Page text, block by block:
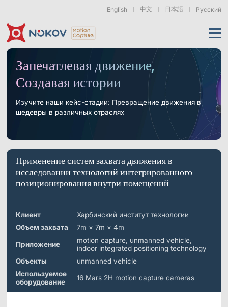
English 中文 日本語 Русский
Роботизированные
Экзоскелеты
& Носимые
устройства
Бионические
роботы
Роботизированные
Морские &
Приложения
Медицинские
Роботы
Сдвига
Науки о жизни
Продукты
Камеры
Серия Mars Подводные камеры
Серия Pluto
Серия Mars
Hybrid
Программное
обеспечение
устройство
Аксессуары
Поддержка
Часто задаваемые
Ресурсы
Новости и события Кейсы
Моушн-кэпчер
Основы
Связанные статьи
О нас
О нас Контакт
Что такое
Запечатлевая движение,
Создавая истории
Изучите наши кейс-стадии: Превращение движения в
шедевры в различных отраслях
Применение систем захвата движения в
исследовании технологий интегрированного
позиционирования внутри помещений
Клиент
Харбинский институт технологии
Объем захвата
7m × 7m × 4m
Приложение
motion capture, unmanned vehicle,
indoor integrated positioning technology
Объекты
unmanned vehicle
Используемое
оборудование
16 Mars 2H motion capture cameras